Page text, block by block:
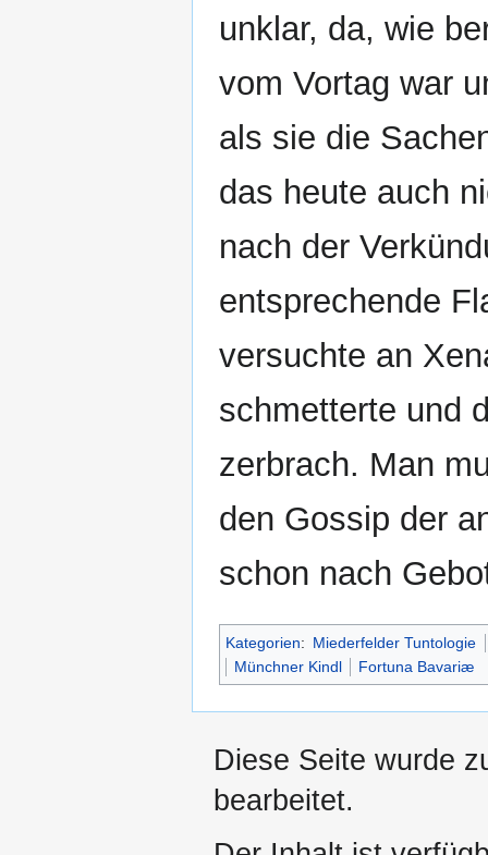
unklar, da, wie
vom Vortag war
als sie die
das heute auch
nach der
entsprechende
versuchte an
schmetterte und
zerbrach. Man
den Gossip der
schon nach
Kategorien: Miederfelder Tuntologie
Münchner Kindl
Fortuna Bavariæ
Diese Seite wurde
bearbeitet.